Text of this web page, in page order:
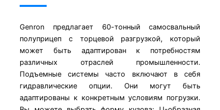
Genron предлагает 60-тонный самосвальный
полуприцеп с торцевой разгрузкой, который
может быть адаптирован к потребностям
различных отраслей промышленности.
Подъемные системы часто включают в себя
гидравлические опции. Они могут быть
адаптированы к конкретным условиям погрузки.